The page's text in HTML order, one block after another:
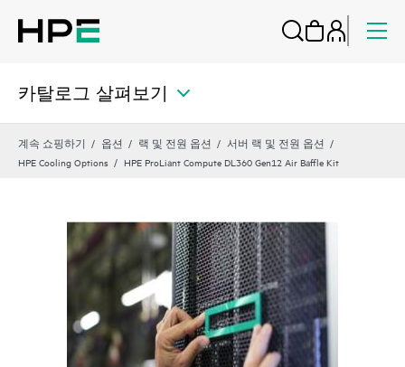
카탈로그 살펴보기
계속 쇼핑하기 옵션 랙 및 전원 옵션
서버 랙 및 전원 옵션
HPE Cooling Options
HPE ProLiant Compute DL360 Gen12 Air Baffle Kit